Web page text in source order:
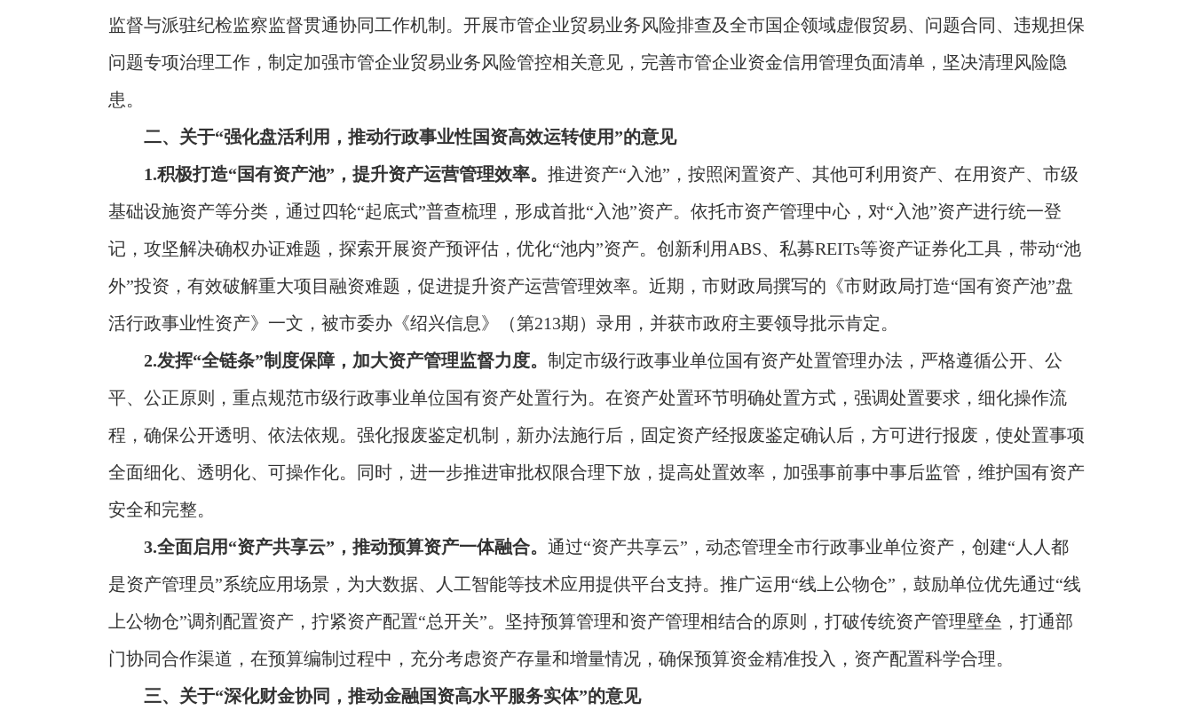
监督与派驻纪检监察监督贯通协同工作机制。开展市管企业贸易业务风险排查及全市国企领域虚假贸易、问题合同、违规担保
问题专项治理工作，制定加强市管企业贸易业务风险管控相关意见，完善市管企业资金信用管理负面清单，坚决清理风险隐
患。
二、关于“强化盘活利用，推动行政事业性国资高效运转使用”的意见
1.积极打造“国有资产池”，提升资产运营管理效率。 推进资产“入池”，按照闲置资产、其他可利用资产、在用资产、市级
基础设施资产等分类，通过四轮“起底式”普查梳理，形成首批“入池”资产。依托市资产管理中心，对“入池”资产进行统一登
记，攻坚解决确权办证难题，探索开展资产预评估，优化“池内”资产。创新利用ABS、私募REITs等资产证券化工具，带动“池
外”投资，有效破解重大项目融资难题，促进提升资产运营管理效率。近期，市财政局撰写的《市财政局打造“国有资产池”盘
活行政事业性资产》一文，被市委办《绍兴信息》（第213期）录用，并获市政府主要领导批示肯定。
2.发挥“全链条”制度保障，加大资产管理监督力度。 制定市级行政事业单位国有资产处置管理办法，严格遵循公开、公
平、公正原则，重点规范市级行政事业单位国有资产处置行为。在资产处置环节明确处置方式，强调处置要求，细化操作流
程，确保公开透明、依法依规。强化报废鉴定机制，新办法施行后，固定资产经报废鉴定确认后，方可进行报废，使处置事项
全面细化、透明化、可操作化。同时，进一步推进审批权限合理下放，提高处置效率，加强事前事中事后监管，维护国有资产
安全和完整。
3.全面启用“资产共享云”，推动预算资产一体融合。 通过“资产共享云”，动态管理全市行政事业单位资产，创建“人人都
是资产管理员”系统应用场景，为大数据、人工智能等技术应用提供平台支持。推广运用“线上公物仓”，鼓励单位优先通过“线
上公物仓”调剂配置资产，拧紧资产配置“总开关”。坚持预算管理和资产管理相结合的原则，打破传统资产管理壁垒，打通部
门协同合作渠道，在预算编制过程中，充分考虑资产存量和增量情况，确保预算资金精准投入，资产配置科学合理。
三、关于“深化财金协同，推动金融国资高水平服务实体”的意见